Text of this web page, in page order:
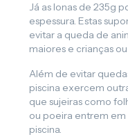
Já as lonas de 235g
espessura. Estas
evitar a queda de
maiores e crianças
Além de evitar
piscina exercem
que sujeiras como
ou poeira entrem
piscina.